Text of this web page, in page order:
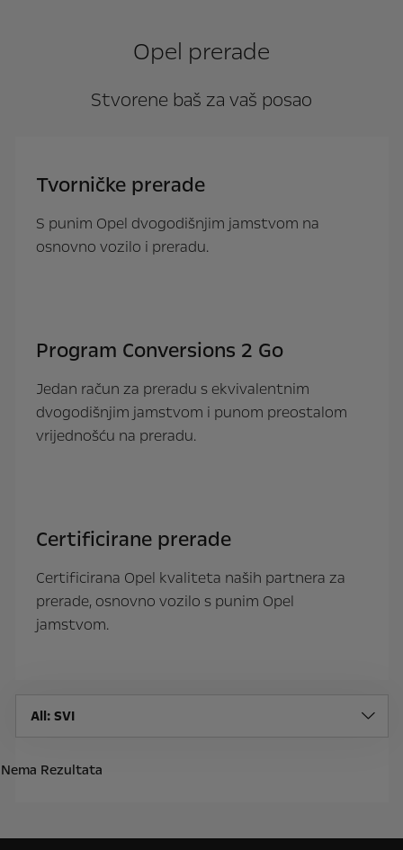
Opel prerade
Stvorene baš za vaš posao
Tvorničke prerade
S punim Opel dvogodišnjim jamstvom na
osnovno vozilo i preradu.
Program Conversions 2 Go
Jedan račun za preradu s ekvivalentnim
dvogodišnjim jamstvom i punom preostalom
vrijednošću na preradu.
Certificirane prerade
Certificirana Opel kvaliteta naših partnera za
prerade, osnovno vozilo s punim Opel
jamstvom.
All: SVI
Nema Rezultata